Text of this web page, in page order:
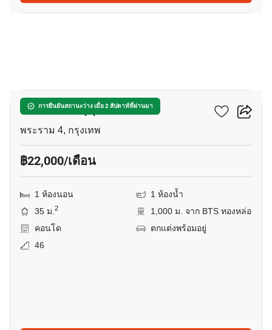
การยืนยันสถานะว่าง เมื่อ 2 สัปดาห์ที่ผ่านมา
โอกะ เฮ้าส์ สุขุมวิท 36
พระราม 4, กรุงเทพ
฿22,000/เดือน
1 ห้องนอน
1 ห้องน้ำ
35 ม.2
1,000 ม. จาก BTS ทองหล่อ
คอนโด
ตกแต่งพร้อมอยู่
46